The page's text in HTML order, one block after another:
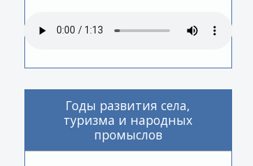
Годы развития села,
туризма и народных
промыслов